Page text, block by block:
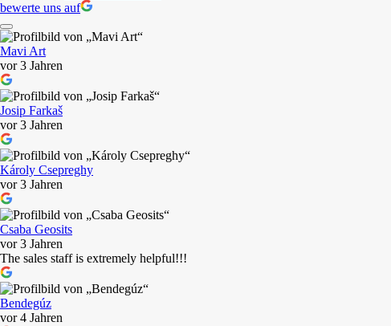
bewerte uns auf
Mavi Art
vor 3 Jahren
Josip Farkaš
vor 3 Jahren
Károly Csepreghy
vor 3 Jahren
Csaba Geosits
vor 3 Jahren
The sales staff is extremely helpful!!!
Bendegúz
vor 4 Jahren